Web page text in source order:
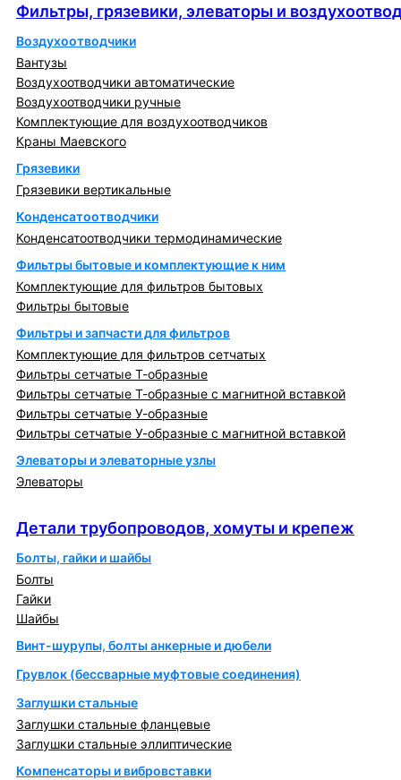
Фильтры, грязевики, элеваторы и
Воздухоотводчики
Вантузы
Воздухоотводчики автоматические
Воздухоотводчики ручные
Комплектующие для воздухоотводчиков
Краны Маевского
Грязевики
Грязевики вертикальные
Конденсатоотводчики
Конденсатоотводчики термодинамические
Фильтры бытовые и комплектующие к ним
Комплектующие для фильтров бытовых
Фильтры бытовые
Фильтры и запчасти для фильтров
Комплектующие для фильтров сетчатых
Фильтры сетчатые Т-образные
Фильтры сетчатые Т-образные с магнитной вставкой
Фильтры сетчатые У-образные
Фильтры сетчатые У-образные с магнитной вставкой
Элеваторы и элеваторные узлы
Элеваторы
Детали трубопроводов, хомуты и крепеж
Болты, гайки и шайбы
Болты
Гайки
Шайбы
Винт-шурупы, болты анкерные и дюбели
Грувлок (бессварные муфтовые соединения)
Заглушки стальные
Заглушки стальные фланцевые
Заглушки стальные эллиптические
Компенсаторы и вибровставки